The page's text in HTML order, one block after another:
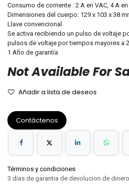
Consumo de corriente : 2 A en VAC, 4 A en
Dimensiones del cuerpo: 129 x 103 x 38
Llave convencional.
Se activa recibiendo un pulso de voltaje
pulsos de voltaje por tiempos mayores a
1 Año de garantía
Not Available For
Añadir a lista de deseos
Contáctenos
Términos y condiciones
3 dias de garantia de devolucion de